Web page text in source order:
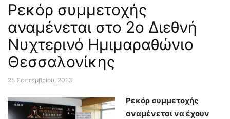
Ρεκόρ συμμετοχής
αναμένεται στο 2ο Διεθνή
Νυχτερινό Ημιμαραθώνιο
Θεσσαλονίκης
25 Σεπτεμβρίου, 2013
Ρεκόρ συμμετοχής
αναμένεται να έχουν